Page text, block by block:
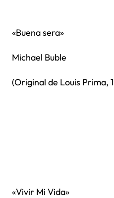
«Buena sera»
Michael Buble
(Original de Louis Prima,
«Vivir Mi Vida»